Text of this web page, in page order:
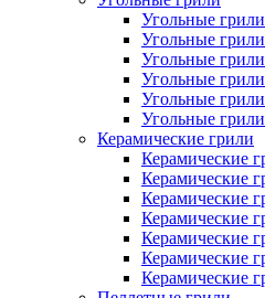
Угольные
Угольные
Угольные
Угольные
Угольные
Угольные
Керамические грили
Керамические
Керамические
Керамические
Керамические
Керамические
Керамические
Керамические